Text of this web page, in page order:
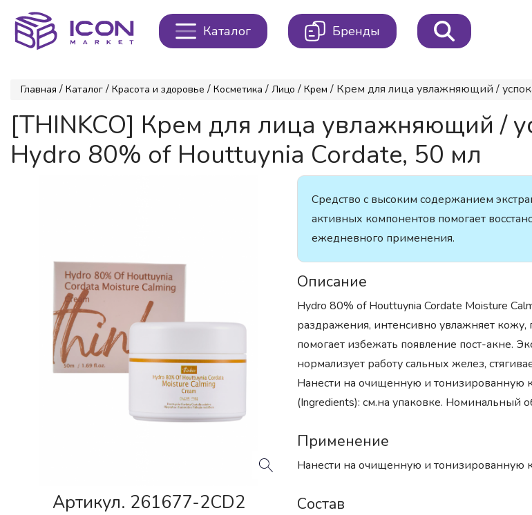
Каталог Бренды
Главная / Каталог / Красота и здоровье / Косметика / Лицо / Крем / Крем для лица увлажняющий /
[THINKCO] Крем для лица увлажняющий
Hydro 80% of Houttuynia Cordate, 50 мл
Артикул. 261677-2CD2
Средство с высоким содержанием
активных компонентов помогает
ежедневного применения.
Описание
Hydro 80% of Houttuynia Cordate Moisture
раздражения, интенсивно увлажняет
помогает избежать появление пост-акне.
нормализует работу сальных желез,
Нанести на очищенную и тонизированную
(Ingredients): см.на упаковке. Номинальный
Применение
Нанести на очищенную и тонизированную
Состав